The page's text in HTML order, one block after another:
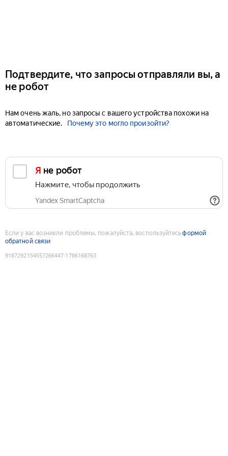
Подтвердите, что запросы отправляли вы, а
не робот
Нам очень жаль, но запросы с вашего устройства похожи на
автоматические.
Почему это могло произойти?
Я не робот
Нажмите, чтобы продолжить
Yandex SmartCaptcha
Если у вас возникли проблемы, пожалуйста, воспользуйтесьформой
обратной связи
9187292154557266447:1786168763